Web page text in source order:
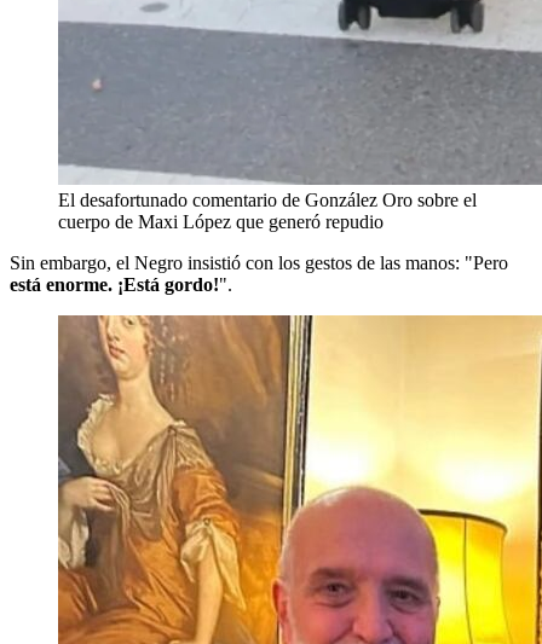
El desafortunado comentario de González Oro sobre el
cuerpo de Maxi López que generó repudio
Sin embargo, el Negro insistió con los gestos de las manos: "Pero
está enorme. ¡Está gordo!".